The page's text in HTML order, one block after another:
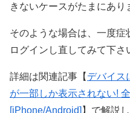
きないケースがたまにあり
そのような場合は、一度
ログインし直してみて下さ
詳細は関連記事【 デバイス
が一部しか表示されない!
[iPhone/Android] 】で解説